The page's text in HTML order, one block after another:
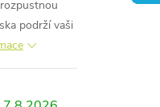
podrží vaši